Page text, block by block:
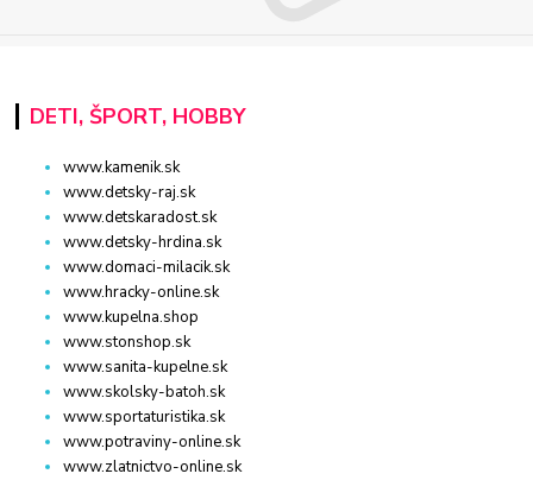
DETI, ŠPORT, HOBBY
www.kamenik.sk
www.detsky-raj.sk
www.detskaradost.sk
www.detsky-hrdina.sk
www.domaci-milacik.sk
www.hracky-online.sk
www.kupelna.shop
www.stonshop.sk
www.sanita-kupelne.sk
www.skolsky-batoh.sk
www.sportaturistika.sk
www.potraviny-online.sk
www.zlatnictvo-online.sk